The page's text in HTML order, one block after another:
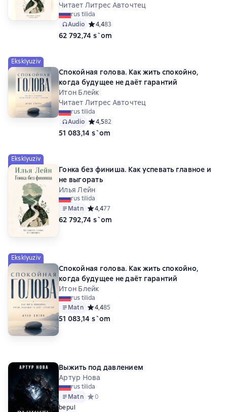
Читает Литрес Авточтец
rus tilida
Audio Средний рейтинг 4,4 на основе 83 оценок
4,483
62 792,74 s`om
Eksklyuziv
Спокойная голова. Как жить спокойно,
когда будущее не даёт гарантий
Итон Блейк
Читает Литрес Авточтец
rus tilida
Audio Средний рейтинг 4,5 на основе 82 оценок
4,582
51 083,14 s`om
Eksklyuziv
Гонка без финиша. Как успевать главное и
не выгорать
Илья Лейн
rus tilida
Matn Средний рейтинг 4,4 на основе 77 оценок
4,477
62 792,74 s`om
Eksklyuziv
Спокойная голова. Как жить спокойно,
когда будущее не даёт гарантий
Итон Блейк
rus tilida
Matn Средний рейтинг 4,4 на основе 85 оценок
4,485
51 083,14 s`om
Выжить под давлением
Артур Нова
rus tilida
Matn Средний рейтинг 0 на основе 0 оценок
0
bepul